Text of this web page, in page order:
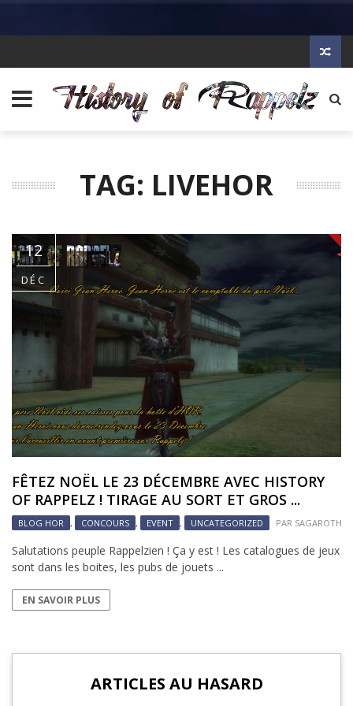
TAG: LIVEHOR
12
DÉC
FÊTEZ NOËL LE 23 DÉCEMBRE AVEC HISTORY
OF RAPPELZ ! TIRAGE AU SORT ET GROS ...
BLOG HOR , CONCOURS , EVENT , UNCATEGORIZED PAR SAGAROTH
Salutations peuple Rappelzien ! Ça y est ! Les catalogues de jeux
sont dans les boites, les pubs de jouets ...
EN SAVOIR PLUS
ARTICLES AU HASARD